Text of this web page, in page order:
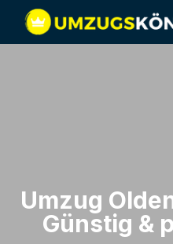
Umzug
Günstig &